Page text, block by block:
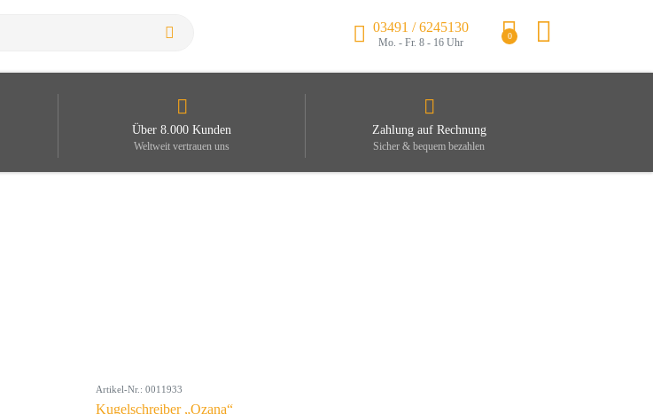
03491 / 6245130
Mo. - Fr. 8 - 16 Uhr
0
Über 8.000 Kunden
Weltweit vertrauen uns
Zahlung auf Rechnung
Sicher & bequem bezahlen
Artikel-Nr.: 0011933
Kugelschreiber „Ozana“